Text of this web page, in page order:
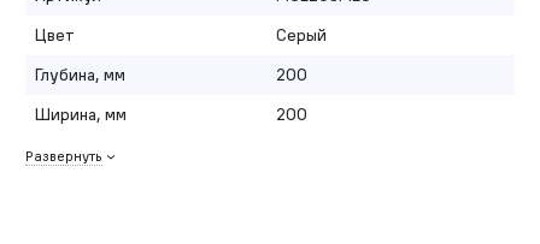
Цвет
Серый
Глубина, мм
200
Ширина, мм
200
Развернуть